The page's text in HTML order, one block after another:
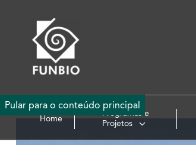
Pular para o conteúdo principal
Home
Programas e
Projetos